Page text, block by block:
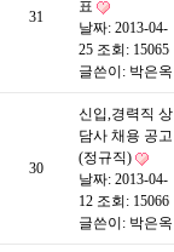
31
표
날짜: 2013-04-
25 조회: 15065
글쓴이: 박은옥
30
신입,경력직 상
담사 채용 공고
(정규직)
날짜: 2013-04-
12 조회: 15066
글쓴이: 박은옥